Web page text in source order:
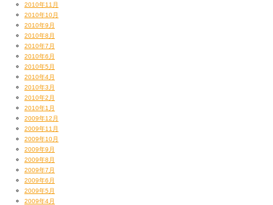
2010年11月
2010年10月
2010年9月
2010年8月
2010年7月
2010年6月
2010年5月
2010年4月
2010年3月
2010年2月
2010年1月
2009年12月
2009年11月
2009年10月
2009年9月
2009年8月
2009年7月
2009年6月
2009年5月
2009年4月